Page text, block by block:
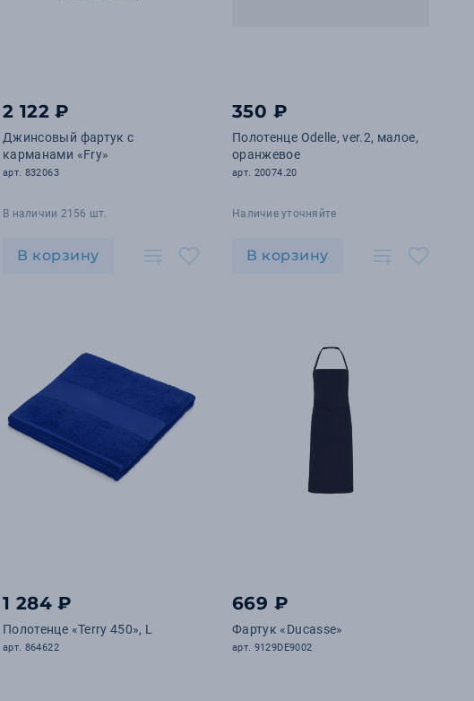
2 122 ₽
Джинсовый фартук с
карманами «Fry»
арт. 832063
В наличии 2156 шт.
В корзину
350 ₽
Полотенце Odelle, ver.2, малое,
оранжевое
арт. 20074.20
Наличие уточняйте
В корзину
1 284 ₽
Полотенце «Terry 450», L
арт. 864622
669 ₽
Фартук «Ducasse»
арт. 9129DE9002